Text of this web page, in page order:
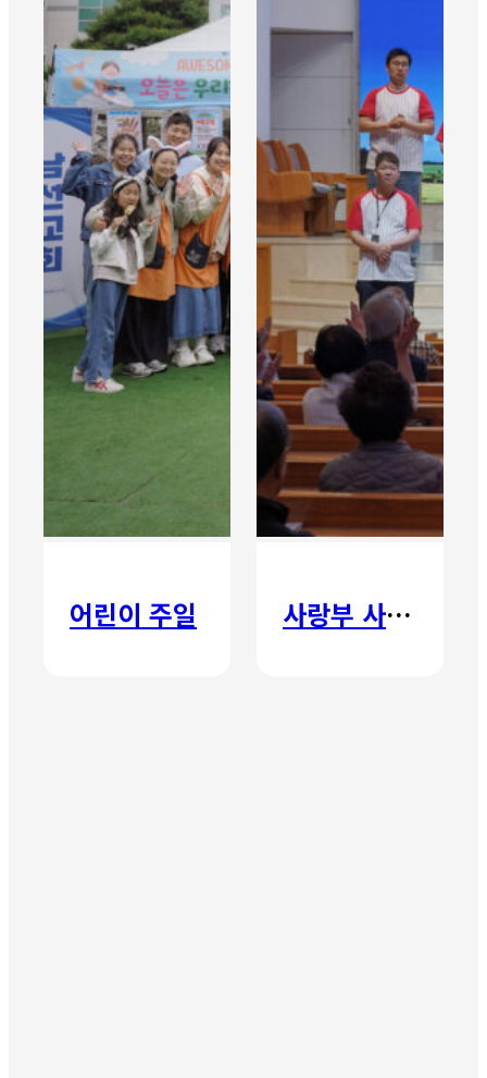
어린이 주일 사랑부 사랑주일